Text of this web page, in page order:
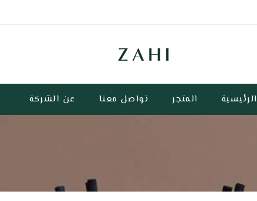
الرئيسية المتجر تواصل معنا عن الشركة